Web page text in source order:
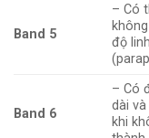
Band 5
– Có
độ
Band 6
– Có
dài
khi